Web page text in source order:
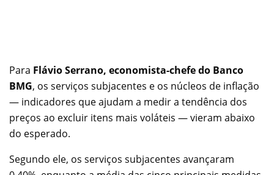
Para Flávio Serrano, economista-chefe do Banco
BMG, os serviços subjacentes e os núcleos de inflação
— indicadores que ajudam a medir a tendência dos
preços ao excluir itens mais voláteis — vieram abaixo
do esperado.
Segundo ele, os serviços subjacentes avançaram